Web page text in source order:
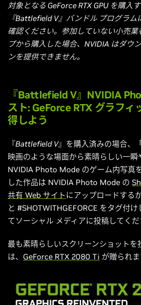
対象となる GeForce RTX GPU を購入
『Battlefield V』バンドル プログラ
確認ください。参加していない小売
プから購入した場合、NVIDIA はダウ
ンを提供できません。
『Battlefield V』NVIDIA
スト: GeForce RTX グラフィ
得しよう
『Battlefield V』を購入済みの場合、
映画のような場面から素晴らしい一瞬
NVIDIA Photo Mode のゲーム内写真
した作品は NVIDIA Photo Mode の
共有 Web サイト にアップロードするか
と #SHOTWITHGEFORCE をタグ付
てソーシャル メディアに投稿してくだ
最も素晴らしいスクリーンショットを
は、 GeForce RTX 2080 Ti が贈られま